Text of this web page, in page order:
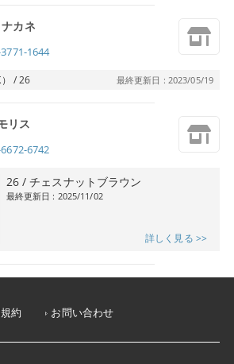
カネ
1644
/ 26 最終更新日 : 2023/05/19
リス
6742
26 / チェスナットブラウン
最終更新日 : 2025/11/02
詳しく見る >>
約 お問い合わせ